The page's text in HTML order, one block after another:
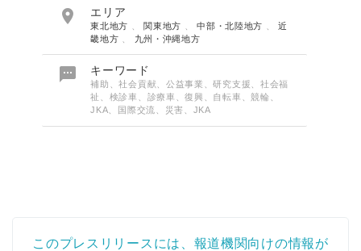
 エリア
東北地方 、関東地方 、中部・北陸地方 、近
畿地方
九州・沖縄地方
 キーワード
補助、社会貢献、公益事業、研究支援、社会福
祉、検診車、診療車、復興、自転車、競輪、
JKA、国際交流、災害、JKA
このプレスリリースには、報道機関向けの情報が